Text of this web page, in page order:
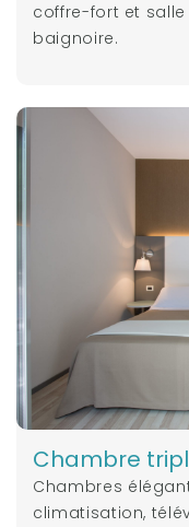
coffre-fort et
baignoire.
Chambre
Chambres
climatisation,